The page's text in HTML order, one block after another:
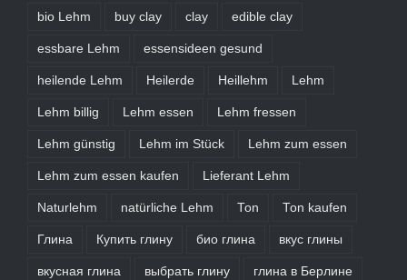
bio Lehm buy clay clay edible clay
essbare Lehm essensideen gesund
heilende Lehm Heilerde Heillehm Lehm
Lehm billig Lehm essen Lehm fressen
Lehm günstig Lehm im Stück Lehm zum essen
Lehm zum essen kaufen Lieferant Lehm
Naturlehm natürliche Lehm Ton Ton kaufen
Глина Купить глину био глина вкус глины
вкусная глина выбрать глину глина в Берлине